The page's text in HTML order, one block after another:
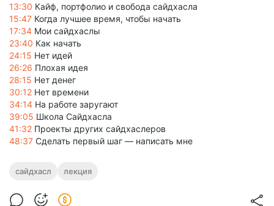
13:30 Кайф, портфолио и свобода сайдхасла
15:47 Когда лучшее время, чтобы начать
17:34 Мои сайдхаслы
23:40 Как начать
24:15 Нет идей
26:26 Плохая идея
28:15 Нет денег
30:12 Нет времени
34:14 На работе заругают
39:05 Школа Сайдхасла
41:32 Проекты других сайдхаслеров
48:37 Сделать первый шаг — написать мне
сайдхасл лекция